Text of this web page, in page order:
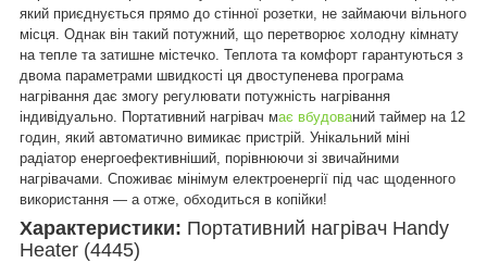
який приєднується прямо до стінної розетки, не займаючи вільного
місця. Однак він такий потужний, що перетворює холодну кімнату
на тепле та затишне містечко. Теплота та комфорт гарантуються з
двома параметрами швидкості ця двоступенева програма
нагрівання дає змогу регулювати потужність нагрівання
індивідуально. Портативний нагрівач має вбудований таймер на 12
годин, який автоматично вимикає пристрій. Унікальний міні
радіатор енергоефективніший, порівнюючи зі звичайними
нагрівачами. Споживає мінімум електроенергії під час щоденного
використання — а отже, обходиться в копійки!
Характеристики: Портативний нагрівач Handy
Heater (4445)